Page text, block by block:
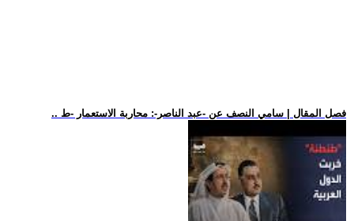
.. فصل المقال | سامي النصف عن -عبد الناصر-: محاربة الاستعمار -ط